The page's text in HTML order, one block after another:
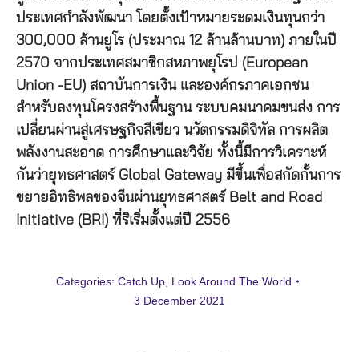
ประเทศกำลังพัฒนา โดยตั้งเป้าหมายระดมเงินทุนกว่า
300,000 ล้านยูโร (ประมาณ 12 ล้านล้านบาท) ภายในปี
2570 จากประเทศสมาชิกสหภาพยุโรป (European
Union -EU) สถาบันการเงิน และองค์กรภาคเอกชน
สำหรับลงทุนโครงสร้างพื้นฐาน ระบบคมนาคมขนส่ง การ
เปลี่ยนผ่านสู่เศรษฐกิจสีเขียว นวัตกรรมดิจิทัล การผลิต
พลังงานสะอาด การศึกษาและวิจัย ทั้งนี้มีการวิเคราะห์
กันว่ายุทธศาสตร์ Global Gateway มีขึ้นเพื่อสกัดกั้นการ
ขยายอิทธิพลของจีนผ่านยุทธศาสตร์ Belt and Road
Initiative (BRI) ที่ริเริ่มตั้งแต่ปี 2556
Categories: Catch Up, Look Around The World
3 December 2021